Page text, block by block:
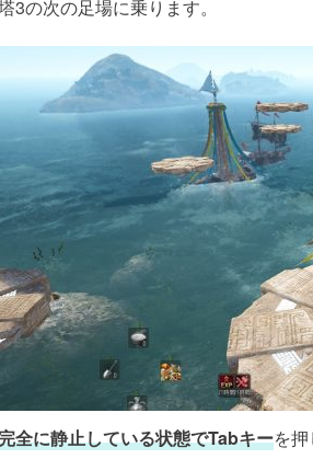
3の次の足場に乗ります。
全に静止している状態でTabキーを